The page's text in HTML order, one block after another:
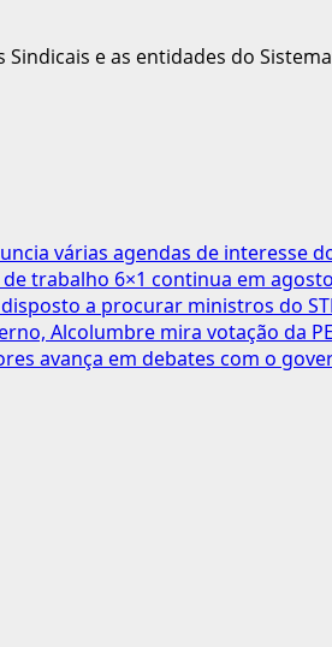
Sindicais e as entidades do
várias agendas de interesse
trabalho 6×1 continua em agosto
a procurar ministros do
Alcolumbre mira votação da
avança em debates com o